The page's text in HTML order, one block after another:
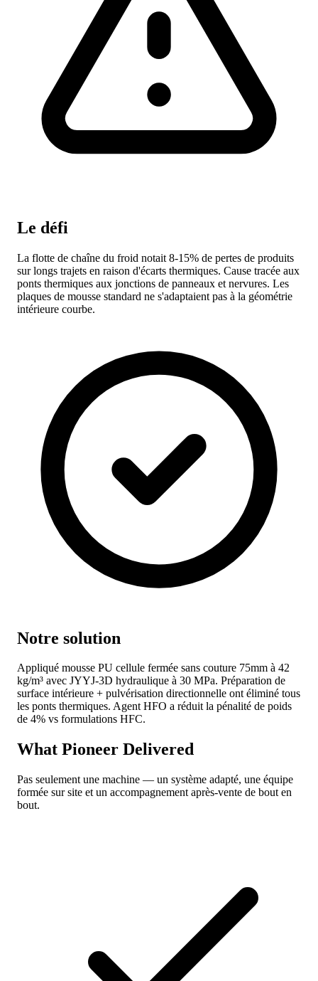
Le défi
La flotte de chaîne du froid notait 8-15% de pertes de produits
sur longs trajets en raison d'écarts thermiques. Cause tracée aux
ponts thermiques aux jonctions de panneaux et nervures. Les
plaques de mousse standard ne s'adaptaient pas à la géométrie
intérieure courbe.
Notre solution
Appliqué mousse PU cellule fermée sans couture 75mm à 42
kg/m³ avec JYYJ-3D hydraulique à 30 MPa. Préparation de
surface intérieure + pulvérisation directionnelle ont éliminé tous
les ponts thermiques. Agent HFO a réduit la pénalité de poids
de 4% vs formulations HFC.
What Pioneer Delivered
Pas seulement une machine — un système adapté, une équipe
formée sur site et un accompagnement après-vente de bout en
bout.